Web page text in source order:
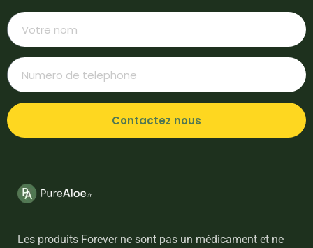
Contactez nous
Les produits Forever ne sont pas un médicament et ne